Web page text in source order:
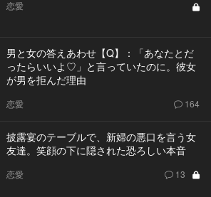
恋愛
男と女の答えあわせ【Q】：「あなたとだ
ったらいいよ♡」と言っていたのに。彼女
が男を拒んだ理由
恋愛 164
披露宴のテーブルで、新婦の悪口を言う女
友達。笑顔の下に隠された恐ろしい本音
恋愛 13